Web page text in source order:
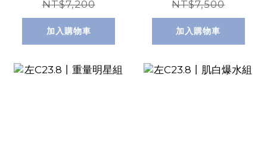
NT$7,200
加入購物車
NT$7,500
加入購物車